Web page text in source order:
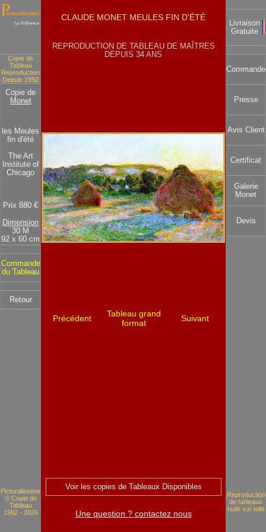
Copie de
Tableau
Reproduction
Depuis 1992
Copie de
Monet
les Meules
fin d'été
The Art
Institute of
Chicago
Prix 880 €
Dimension
30 M
92 x 60 cm
Commande
du Tableau
Retour
CLAUDE MONET MEULES FIN D'ÉTÉ
REPRODUCTION DE TABLEAU DE MAÎTRES
DEPUIS 34 ANS
Précédent
Tableau grand
format
Suivant
Livraison
Gratuite
Commande
Presse
Avis Client
Certificat
Galerie
Monet
Devis
Picturalissime
© Copie de
Tableau
1992 - 2026
Voir les copies de Tableaux Disponibles
Une question ? contactez nous
Reproduction
de tableaux
huile sur toile